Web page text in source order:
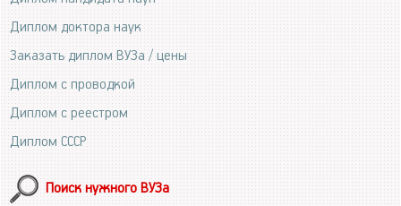
Диплом доктора наук
Заказать диплом ВУЗа / цены
Диплом с проводкой
Диплом с реестром
Диплом СССР
Поиск нужного ВУЗа